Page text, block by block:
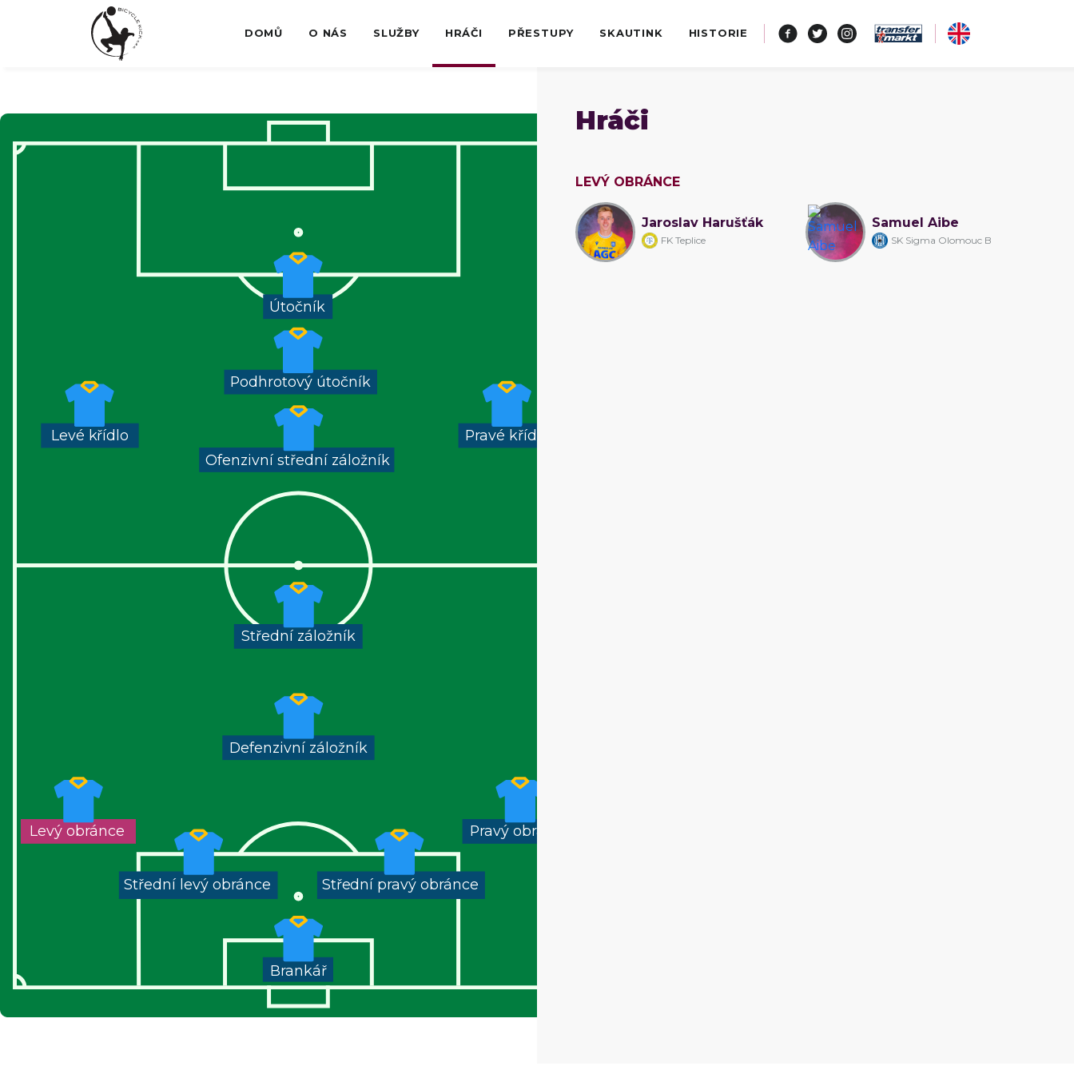
DOMŮ O NÁS SLUŽBY HRÁČI PŘESTUPY SKAUTINK HISTORIE
Brankář
Pravý obránce
Levý obránce
Defenzivní záložník
Střední záložník
Levé křídlo
Podhrotový útočník
Útočník
Pravé křídlo
Ofenzivní střední záložník
Střední pravý obránce
Střední levý obránce
Hráči
LEVÝ OBRÁNCE
Jaroslav Harušťák
FK Teplice
Samuel Aibe
SK Sigma Olomouc B